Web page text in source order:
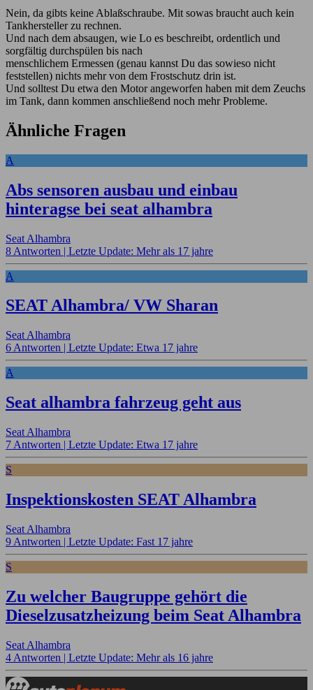
Nein, da gibts keine Ablaßschraube. Mit sowas braucht auch kein
Tankhersteller zu rechnen.
Und nach dem absaugen, wie Lo es beschreibt, ordentlich und
sorgfältig durchspülen bis nach
menschlichem Ermessen (genau kannst Du das sowieso nicht
feststellen) nichts mehr von dem Frostschutz drin ist.
Und solltest Du etwa den Motor angeworfen haben mit dem Zeuchs
im Tank, dann kommen anschließend noch mehr Probleme.
Ähnliche Fragen
A
Abs sensoren ausbau und einbau
hinteragse bei seat alhambra
Seat Alhambra
8 Antworten | Letzte Update: Mehr als 17 jahre
A
SEAT Alhambra/ VW Sharan
Seat Alhambra
6 Antworten | Letzte Update: Etwa 17 jahre
A
Seat alhambra fahrzeug geht aus
Seat Alhambra
7 Antworten | Letzte Update: Etwa 17 jahre
S
Inspektionskosten SEAT Alhambra
Seat Alhambra
9 Antworten | Letzte Update: Fast 17 jahre
S
Zu welcher Baugruppe gehört die
Dieselzusatzheizung beim Seat Alhambra
Seat Alhambra
4 Antworten | Letzte Update: Mehr als 16 jahre